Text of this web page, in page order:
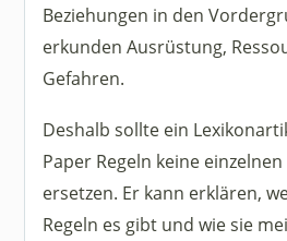
Beziehungen in den
erkunden Ausrüstung,
Gefahren.
Deshalb sollte ein
Paper Regeln keine
ersetzen. Er kann erklären,
Regeln es gibt und wie sie